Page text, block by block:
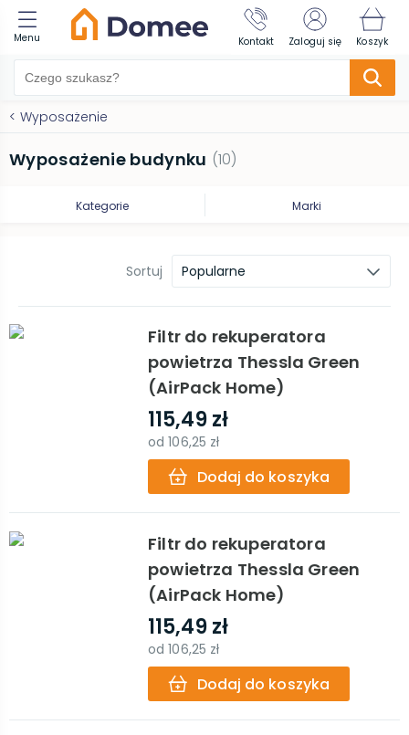
Menu Kontakt Zaloguj się Koszyk
< Wyposażenie
Wyposażenie budynku (10)
Kategorie Marki
Sortuj Popularne
Filtr do rekuperatora
powietrza Thessla Green
(AirPack Home)
115,49 zł
od106,25 zł
Dodaj do koszyka
Filtr do rekuperatora
powietrza Thessla Green
(AirPack Home)
115,49 zł
od106,25 zł
Dodaj do koszyka